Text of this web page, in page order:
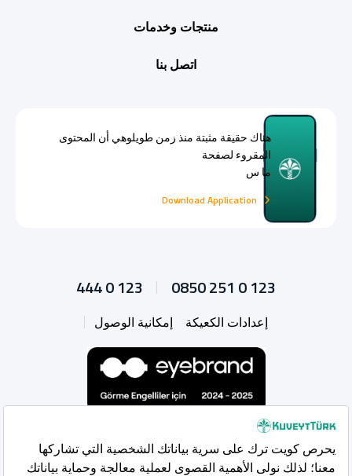
منتجات وخدمات
اتصل بنا
هناك حقيقة مثبتة منذ زمن طويلوهي أن المحتوى
المقروء لصفحة
ما س
Download Application
444 0 123 0850 251 0 123
إعدادات الكعيكة إمكانية الوصول
Whatsapp
Instagram
Facebook
X
Linkedin